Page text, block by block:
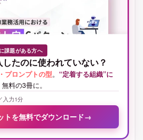
課題がある方へ
たのに使われていない？
プロンプトの型。 “定着する組織”に
料の3冊に。
入力1分
トを無料でダウンロード→